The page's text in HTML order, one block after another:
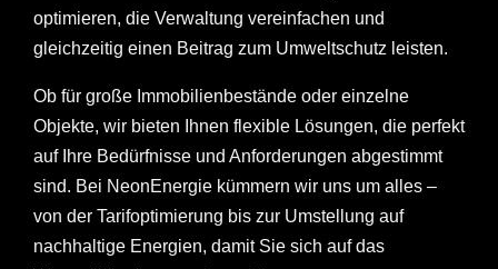
optimieren, die Verwaltung vereinfachen und
gleichzeitig einen Beitrag zum Umweltschutz leisten.
Ob für große Immobilienbestände oder einzelne
Objekte, wir bieten Ihnen flexible Lösungen, die perfekt
auf Ihre Bedürfnisse und Anforderungen abgestimmt
sind. Bei NeonEnergie kümmern wir uns um alles –
von der Tarifoptimierung bis zur Umstellung auf
nachhaltige Energien, damit Sie sich auf das